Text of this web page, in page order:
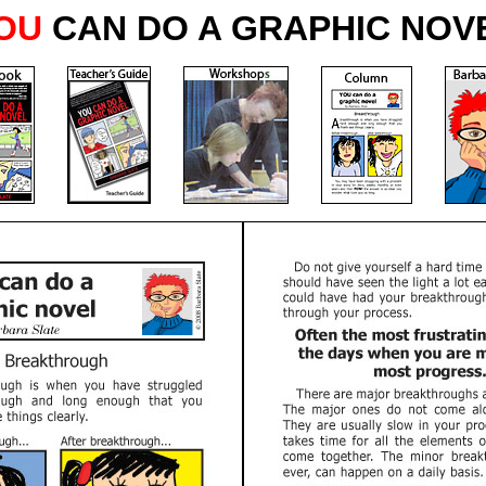
CAN DO A GRAPHIC